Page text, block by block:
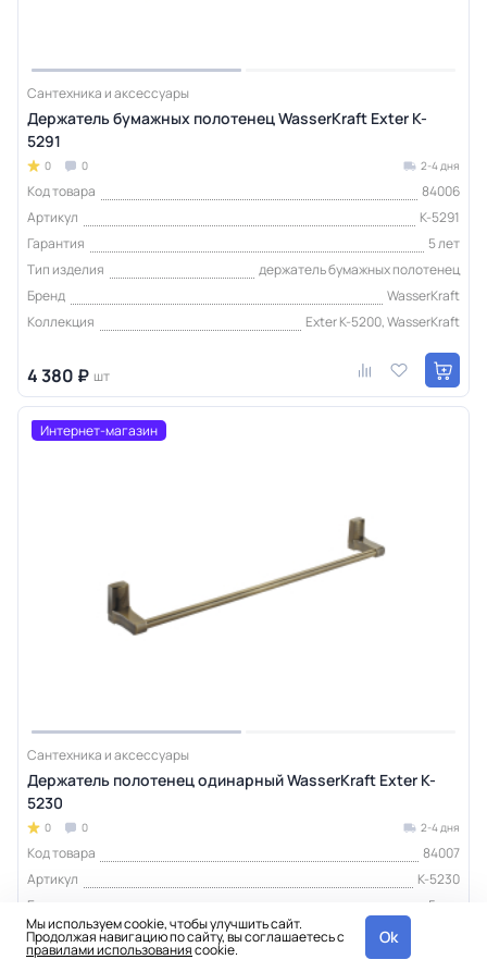
Сантехника и аксессуары
Держатель бумажных полотенец WasserKraft Exter K-
5291
0 0 2-4 дня
Код товара
84006
Артикул
K-5291
Гарантия
5 лет
Тип изделия
держатель бумажных полотенец
Бренд
WasserKraft
Коллекция
Exter K-5200, WasserKraft
4 380 ₽ шт
Интернет-магазин
Сантехника и аксессуары
Держатель полотенец одинарный WasserKraft Exter K-
5230
0 0 2-4 дня
Код товара
84007
Артикул
K-5230
Гарантия
5 лет
Тип изделия
держатель полотенец
Бренд
WasserKraft
Мы используем cookie, чтобы улучшить сайт.
Продолжая навигацию по сайту, вы соглашаетесь с
правилами использованияcookie.
Ok